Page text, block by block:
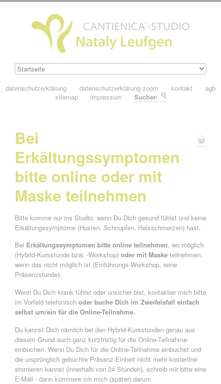
datenschutzerklärung datenschutzerklärung zoom kontakt
agb
sitemap
impressum
Bei
Erkältungssymptomen
bitte online oder mit
Maske teilnehmen
Bitte komme nur ins Studio, wenn Du Dich gesund fühlst und keine
Erkältungssymptome (Husten, Schnupfen, Halsschmerzen) hast.
Bei Erkältungssymptomen bitte online teilnehmen, wo möglich
(Hybrid-Kursstunde bzw. -Workshop) oder mit Masketeilnehmen,
wenn das nicht möglich ist (Einführungs-Workshop, reine
Präsenzstunde).
Wenn Du Dich krank fühlst oder unsicher bist, kontaktier mich bitte
im Vorfeld telefonisch oder buche Dich im Zweifelsfall einfach
selbst um/ein für die Online-Teilnahme.
Du kannst Dich nämlich bei den Hybrid-Kursstunden genau aus
diesem Grund auch ganz kurzfristig für die Online-Teilnahme
einbuchen. Wenn Du Dich für die Online-Teilnahme einbuchst und
die ursprünglich gebuchte Präsenz-Einheit nicht mehr kostenfrei
stornieren kannst (innerhalb von 24 Stunden), schreib mir bitte eine
E-Mail - dann kümmere ich mich (später) darum.